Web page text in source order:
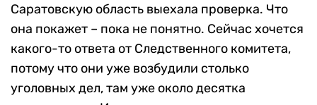
Саратовскую область выехала проверка. Что
она покажет – пока не понятно. Сейчас хочется
какого-то ответа от Следственного комитета,
потому что они уже возбудили столько
уголовных дел, там уже около десятка